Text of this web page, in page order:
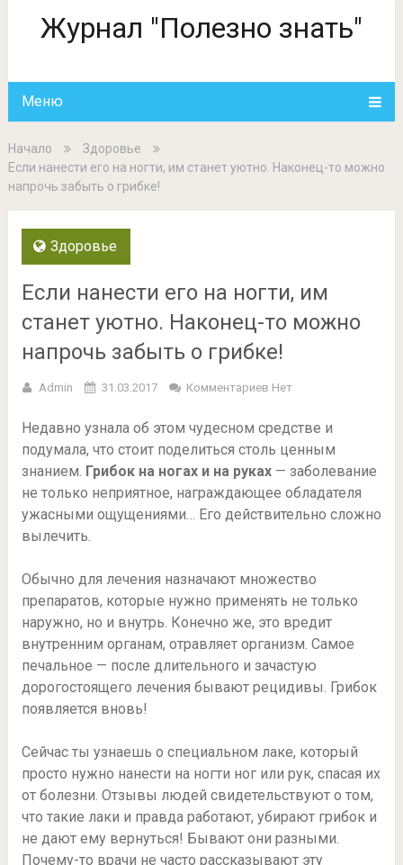
Журнал "Полезно знать"
Меню
Начало
Здоровье
Если нанести его на ногти, им станет уютно. Наконец-то можно
напрочь забыть о грибке!
Здоровье
Если нанести его на ногти, им
станет уютно. Наконец-то можно
напрочь забыть о грибке!
Admin 31.03.2017 Комментариев Нет
Недавно узнала об этом чудесном средстве и
подумала, что стоит поделиться столь ценным
знанием. Грибок на ногах и на руках— заболевание
не только неприятное, награждающее обладателя
ужасными ощущениями… Его действительно сложно
вылечить.
Обычно для лечения назначают множество
препаратов, которые нужно применять не только
наружно, но и внутрь. Конечно же, это вредит
внутренним органам, отравляет организм. Самое
печальное — после длительного и зачастую
дорогостоящего лечения бывают рецидивы. Грибок
появляется вновь!
Сейчас ты узнаешь о специальном лаке, который
просто нужно нанести на ногти ног или рук, спасая их
от болезни. Отзывы людей свидетельствуют о том,
что такие лаки и правда работают, убирают грибок и
не дают ему вернуться! Бывают они разными.
Почему-то врачи не часто рассказывают эту